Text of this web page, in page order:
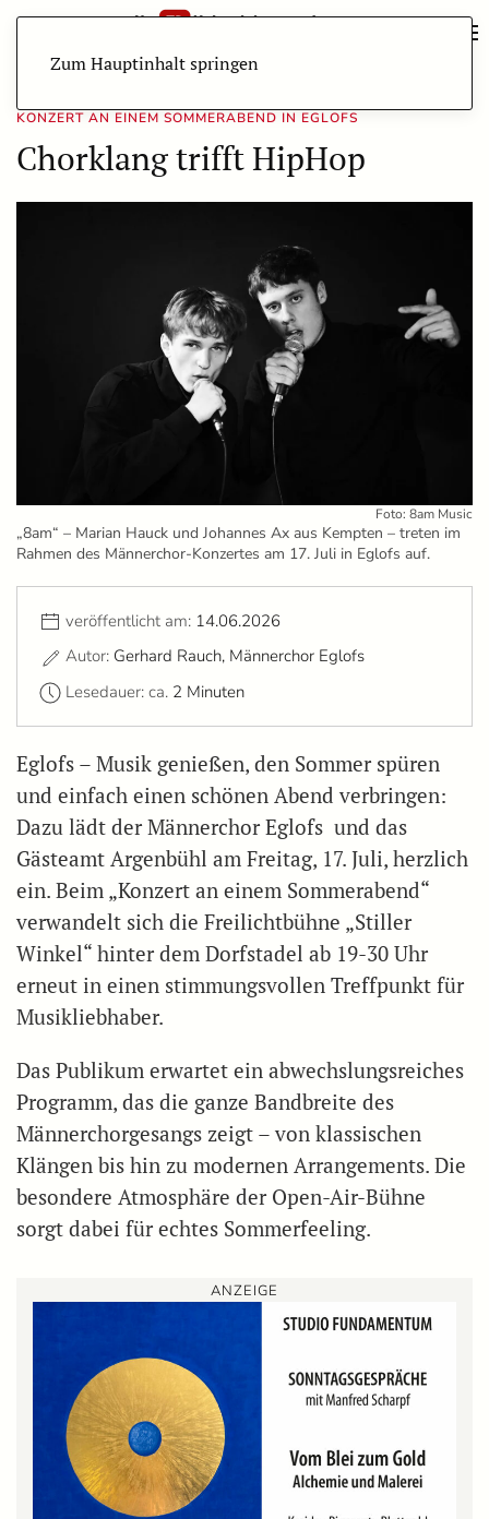
Zum Hauptinhalt springen
KONZERT AN EINEM SOMMERABEND IN EGLOFS
Chorklang trifft HipHop
Foto: 8am Music
„8am“ – Marian Hauck und Johannes Ax aus Kempten – treten im
Rahmen des Männerchor-Konzertes am 17. Juli in Eglofs auf.
veröffentlicht am: 14.06.2026
Autor: Gerhard Rauch, Männerchor Eglofs
Lesedauer: ca. 2 Minuten
Eglofs – Musik genießen, den Sommer spüren
und einfach einen schönen Abend verbringen:
Dazu lädt der Männerchor Eglofs und das
Gästeamt Argenbühl am Freitag, 17. Juli, herzlich
ein. Beim „Konzert an einem Sommerabend“
verwandelt sich die Freilichtbühne „Stiller
Winkel“ hinter dem Dorfstadel ab 19-30 Uhr
erneut in einen stimmungsvollen Treffpunkt für
Musikliebhaber.
Das Publikum erwartet ein abwechslungsreiches
Programm, das die ganze Bandbreite des
Männerchorgesangs zeigt – von klassischen
Klängen bis hin zu modernen Arrangements. Die
besondere Atmosphäre der Open-Air-Bühne
sorgt dabei für echtes Sommerfeeling.
ANZEIGE